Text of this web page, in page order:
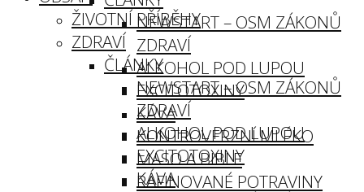
NEWSTART – OSM ZÁKONŮ
ZDRAVÍ
ALKOHOL POD LUPOU
EXCITOTOXINY
KÁVA
KONTROVERZNÍ MLÉKO
MASO A BIBLE
RAFINOVANÉ POTRAVINY
ŽIVOTNÍ PŘÍBĚHY
ZDRAVÍ
ČLÁNKY
NEWSTART – OSM ZÁKONŮ
ZDRAVÍ
ALKOHOL POD LUPOU
EXCITOTOXINY
KÁVA